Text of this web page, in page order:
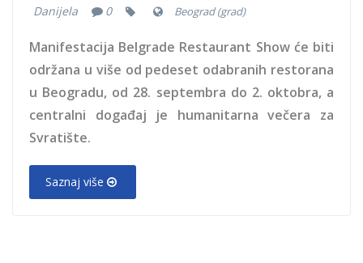
Danijela 0 Beograd (grad)
Manifestacija Belgrade Restaurant Show će biti
održana u više od pedeset odabranih restorana
u Beogradu, od 28. septembra do 2. oktobra, a
centralni događaj je humanitarna večera za
Svratište.
Saznaj više